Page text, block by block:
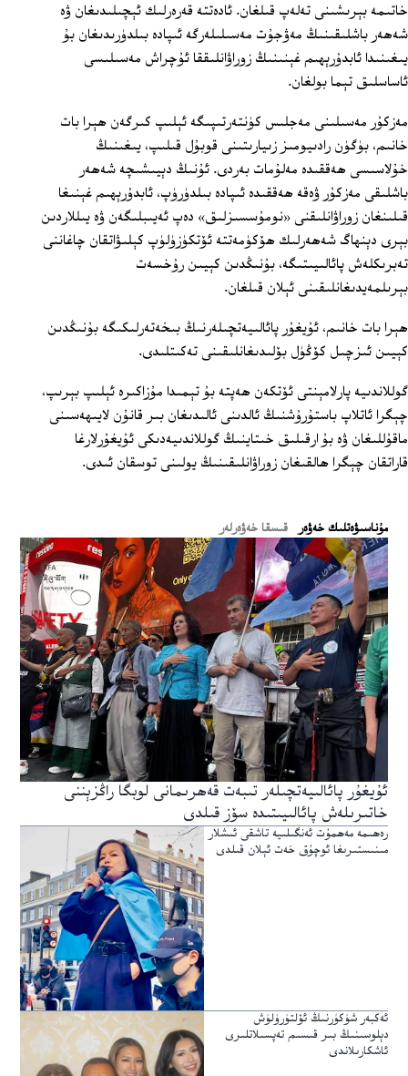
خاتىمە بېرىشىنى تەلەپ قىلغان. ئادەتتە قەرەرلىك ئېچىلىدىغان ۋە
شەھەر باشلىقىنىڭ مەۋجۇت مەسىلىلەرگە ئىپادە بىلدۈرىدىغان بۇ
يىغىنىدا ئابدۇرېھىم غېنىنىڭ زوراۋانلىققا ئۇچراش مەسىلىسى
ئاساسلىق تېما بولغان.
مەزكۇر مەسىلىنى مەجلىس كۈنتەرتىپىگە ئېلىپ كىرگەن ھېرا بات
خانىم، بۈگۈن رادىيومىز زىيارىتىنى قوبۇل قىلىپ، يىغىنىڭ
خۇلاسىسى ھەققىدە مەلۇمات بەردى. ئۇنىڭ دېيىشىچە شەھەر
باشلىقى مەزكۇر ۋەقە ھەققىدە ئىپادە بىلدۈرۈپ، ئابدۇرېھىم غېنىغا
قىلىنغان زوراۋانلىقنى «نومۇسسىزلىق» دەپ ئەيىبلىگەن ۋە يىللاردىن
بېرى دېنھاگ شەھەرلىك ھۆكۈمەتتە ئۆتكۈزۈلۈپ كېلىۋاتقان چاغاننى
تەبرىكلەش پائالىيىتىگە، بۇنىڭدىن كېيىن رۇخسەت
بېرىلمەيدىغانلىقىنى ئېلان قىلغان.
ھېرا بات خانىم، ئۇيغۇر پائالىيەتچىلەرنىڭ بىخەتەرلىكىگە بۇنىڭدىن
كېيىن ئىزچىل كۆڭۈل بۆلىدىغانلىقىنى تەكىتلىدى.
گوللاندىيە پارلامېنتى ئۆتكەن ھەپتە بۇ تېمىدا مۇزاكىرە ئېلىپ بېرىپ،
چېگرا ئاتلاپ باستۇرۇشنىڭ ئالدىنى ئالىدىغان بىر قانۇن لايىھەسىنى
ماقۇللىغان ۋە بۇ ارقىلىق خىتاينىڭ گوللاندىيەدىكى ئۇيغۇرلارغا
قاراتقان چېگرا ھالقىغان زوراۋانلىقىنىڭ يولىنى توسقان ئىدى.
ﻣﯘﻧﺎﺳﯩﯟﻩﺗﻠﯩﻚ ﺧﻪﯞﻩﺭ قىسقا خەۋەرلەر
ئۇيغۇر پائالىيەتچىلەر تىبەت قەھرىمانى لوبگا راڭزېننى
خاتىرىلەش پائالىيىتىدە سۆز قىلدى
رەھىمە مەھمۇت ئەنگىلىيە تاشقى ئىشلار
مىنىستىرىغا ئوچۇق خەت ئېلان قىلدى
ئەكبەر شۈكۈرنىڭ ئۆلتۈرۈلۈش
دېلوسىنىڭ بىر قىسىم تەپسىلاتلىرى
ئاشكارىلاندى